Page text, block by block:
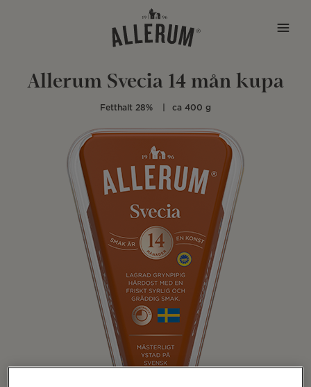
Allerum Svecia 14 mån kupa
Fetthalt 28% ca 400 g